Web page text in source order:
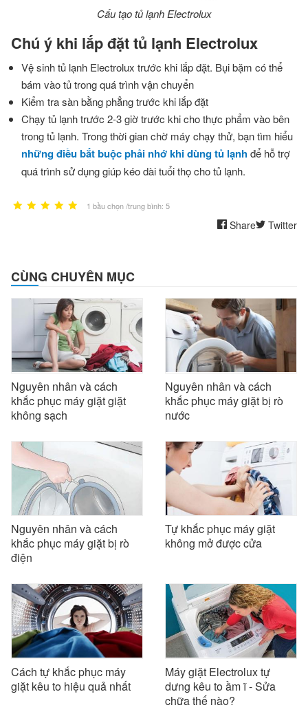
Cấu tạo tủ lạnh Electrolux
Chú ý khi lắp đặt tủ lạnh Electrolux
Vệ sinh tủ lạnh Electrolux trước khi lắp đặt. Bụi bặm có thể
bám vào tủ trong quá trình vận chuyển
Kiểm tra sàn bằng phẳng trước khi lắp đặt
Chạy tủ lạnh trước 2-3 giờ trước khi cho thực phẩm vào bên
trong tủ lạnh. Trong thời gian chờ máy chạy thử, bạn tìm hiểu
những điều bắt buộc phải nhớ khi dùng tủ lạnhđể hỗ trợ
quá trình sử dụng giúp kéo dài tuổi thọ cho tủ lạnh.
1 bầu chọn /trung bình: 5
Share Twitter
CÙNG CHUYÊN MỤC
Nguyên nhân và cách
khắc phục máy giặt giặt
không sạch
Nguyên nhân và cách
khắc phục máy giặt bị rò
nước
Nguyên nhân và cách
khắc phục máy giặt bị rò
điện
Tự khắc phục máy giặt
không mở được cửa
Cách tự khắc phục máy
giặt kêu to hiệu quả nhất
Máy giặt Electrolux tự
dưng kêu to ầm ĩ - Sửa
chữa thế nào?